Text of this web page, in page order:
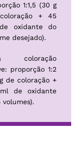
1:1,5 (30 g
+ 45
oxidante do
desejado).
coloração
proporção 1:2
de coloração +
de oxidante
volumes).